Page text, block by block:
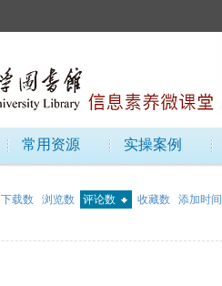
常用资源 实操案例
下载数 浏览数 评论数 收藏数 添加时间